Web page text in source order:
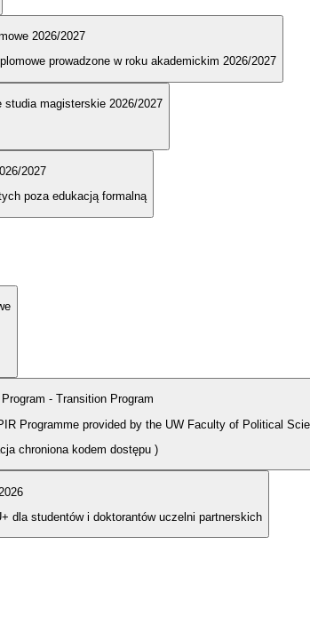
2026/2027
prowadzone w roku akademickim 2026/2027
magisterskie 2026/2027
2027
poza edukacją formalną
- Transition Program
Programme provided by the UW Faculty of Political
chroniona kodem dostępu )
dla studentów i doktorantów uczelni partnerskich